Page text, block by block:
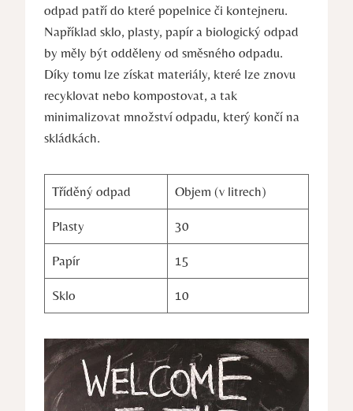
odpad ‌patří do které popelnice či⁢ kontejneru.
Například ‌sklo, plasty, papír a biologický odpad
by měly‍ být odděleny ⁢od směsného odpadu.
Díky tomu lze⁣ získat materiály, které lze znovu
recyklovat nebo kompostovat, a ⁣tak
minimalizovat množství⁣ odpadu, který končí na
skládkách.
Tříděný odpad Objem (v litrech)
Plasty 30
Papír 15
Sklo 10